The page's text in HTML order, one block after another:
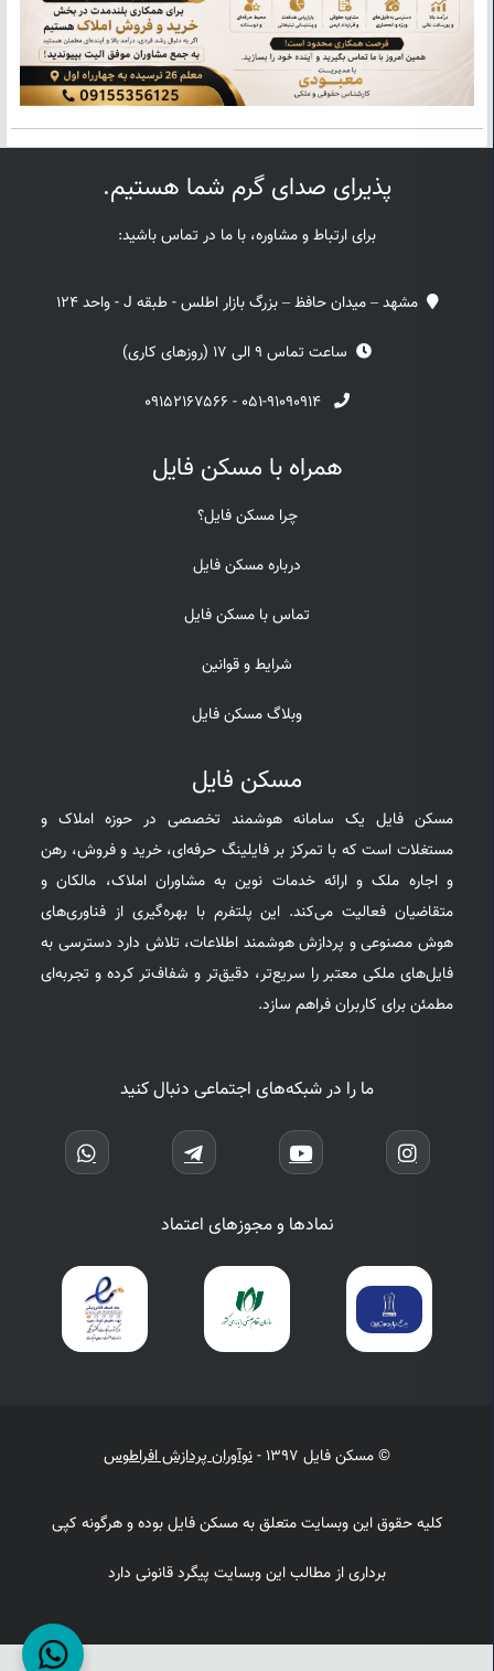
پذیرای صدای گرم شما هستیم.
برای ارتباط و مشاوره، با ما در تماس باشید:
مشهد – میدان حافظ – بزرگ بازار اطلس - طبقه J - واحد 124
ساعت تماس 9 الی 17 (روزهای کاری)
۰۵۱-۹۱۰۹۰۹۱۴ - ۰۹۱۵۲۱۶۷۵۶۶
همراه با مسکن فایل
چرا مسکن فایل؟
درباره مسکن فایل
تماس با مسکن فایل
شرایط و قوانین
وبلاگ مسکن فایل
مسکن فایل
مسکن فایل یک سامانه هوشمند تخصصی در حوزه املاک و
مستغلات است که با تمرکز بر فایلینگ حرفه‌ای، خرید و فروش، رهن
و اجاره ملک و ارائه خدمات نوین به مشاوران املاک، مالکان و
متقاضیان فعالیت می‌کند. این پلتفرم با بهره‌گیری از فناوری‌های
هوش مصنوعی و پردازش هوشمند اطلاعات، تلاش دارد دسترسی به
فایل‌های ملکی معتبر را سریع‌تر، دقیق‌تر و شفاف‌تر کرده و تجربه‌ای
مطمئن برای کاربران فراهم سازد.
ما را در شبکه‌های اجتماعی دنبال کنید
نمادها و مجوزهای اعتماد
© مسکن فایل 1397 - نوآوران پردازش افراطوس
کلیه حقوق این وبسایت متعلق به مسکن فایل بوده و هرگونه کپی
برداری از مطالب این وبسایت پیگرد قانونی دارد